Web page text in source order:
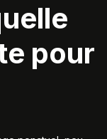
pour